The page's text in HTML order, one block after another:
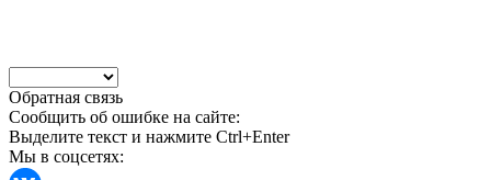
Обратная связь
Сообщить об ошибке на сайте:
Выделите текст и нажмите Ctrl+Enter
Мы в соцсетях: